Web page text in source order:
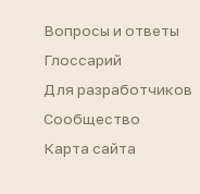
Вопросы и ответы
Глоссарий
Для разработчиков
Сообщество
Карта сайта